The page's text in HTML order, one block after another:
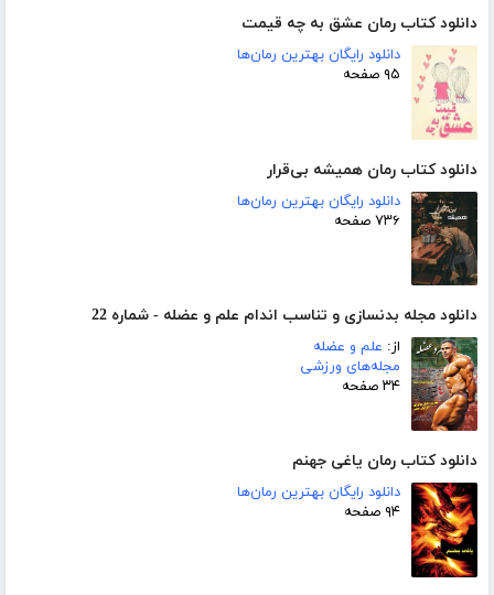
دانلود کتاب رمان عشق به چه قیمت
دانلود رایگان بهترین رمان‌ها
۹۵ صفحه
دانلود کتاب رمان همیشه بی‌قرار
دانلود رایگان بهترین رمان‌ها
۷۳۶ صفحه
دانلود مجله بدنسازی و تناسب اندام علم و عضله - شماره 22
از: علم و عضله
مجله‌های ورزشی
۳۴ صفحه
دانلود کتاب رمان یاغی جهنم
دانلود رایگان بهترین رمان‌ها
۹۴ صفحه